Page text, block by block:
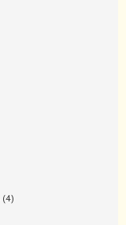
44